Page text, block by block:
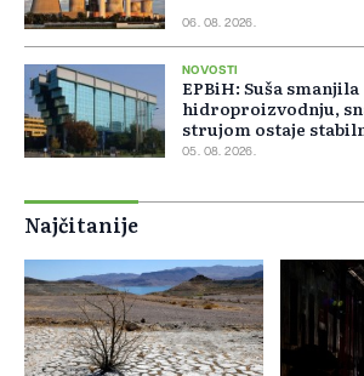
06. 08. 2026.
NOVOSTI
EPBiH: Suša smanjila
hidroproizvodnju,
strujom ostaje
05. 08. 2026.
Najčitanije